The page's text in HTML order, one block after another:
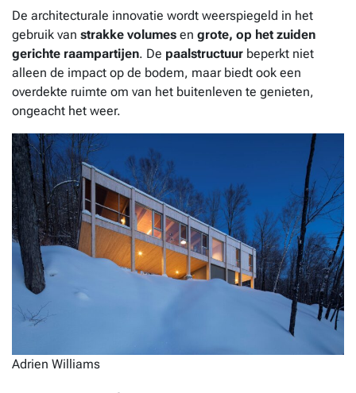
De architecturale innovatie wordt weerspiegeld in het
gebruik van strakke volumes en grote, op het zuiden
gerichte raampartijen. De paalstructuur beperkt niet
alleen de impact op de bodem, maar biedt ook een
overdekte ruimte om van het buitenleven te genieten,
ongeacht het weer.
Adrien Williams